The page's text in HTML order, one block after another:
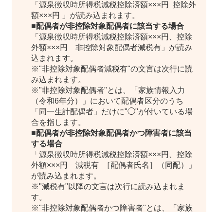
「源泉徴収時所得税減税控除済額×××円 控除外
額×××円 」が読み込まれます。
■配偶者が非控除対象配偶者に該当する場合
「源泉徴収時所得税減税控除済額×××円、控除
外額×××円 非控除対象配偶者減税有」が読み
込まれます。
※"非控除対象配偶者減税有"の文言は次行に読
み込まれます。
※"非控除対象配偶者"とは、「家族情報入力
（令和6年分）」において配偶者区分のうち
「同一生計配偶者」だけに"◯"が付いている場
合を指します。
■配偶者が非控除対象配偶者かつ障害者に該当
する場合
「源泉徴収時所得税減税控除済額×××円、控除
外額×××円 減税有 ［配偶者氏名］（同配）」
が読み込まれます。
※"減税有"以降の文言は次行に読み込まれま
す。
※"非控除対象配偶者かつ障害者"とは、「家族